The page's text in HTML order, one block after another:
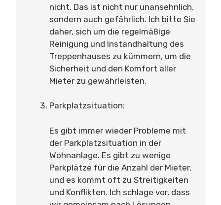
nicht. Das ist nicht nur unansehnlich,
sondern auch gefährlich. Ich bitte Sie
daher, sich um die regelmäßige
Reinigung und Instandhaltung des
Treppenhauses zu kümmern, um die
Sicherheit und den Komfort aller
Mieter zu gewährleisten.
Parkplatzsituation:
Es gibt immer wieder Probleme mit
der Parkplatzsituation in der
Wohnanlage. Es gibt zu wenige
Parkplätze für die Anzahl der Mieter,
und es kommt oft zu Streitigkeiten
und Konflikten. Ich schlage vor, dass